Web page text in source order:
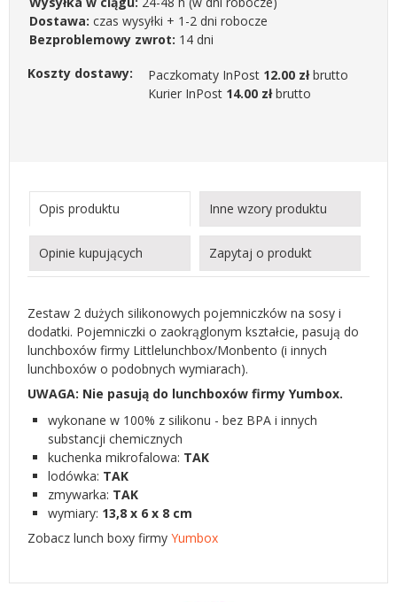
Dostawa: czas wysyłki + 1-2 dni robocze
Bezproblemowy zwrot: 14 dni
Koszty dostawy:
Paczkomaty InPost 12.00 złbrutto
Kurier InPost 14.00 złbrutto
Opis produktu Inne wzory produktu
Opinie kupujących Zapytaj o produkt
Zestaw 2 dużych silikonowych pojemniczków na sosy i
dodatki. Pojemniczki o zaokrąglonym kształcie, pasują do
lunchboxów firmy Littlelunchbox/Monbento (i innych
lunchboxów o podobnych wymiarach).
UWAGA: Nie pasują do lunchboxów firmy Yumbox.
wykonane w 100% z silikonu - bez BPA i innych
substancji chemicznych
kuchenka mikrofalowa: TAK
lodówka: TAK
zmywarka: TAK
wymiary: 13,8 x 6 x 8 cm
Zobacz lunch boxy firmy Yumbox